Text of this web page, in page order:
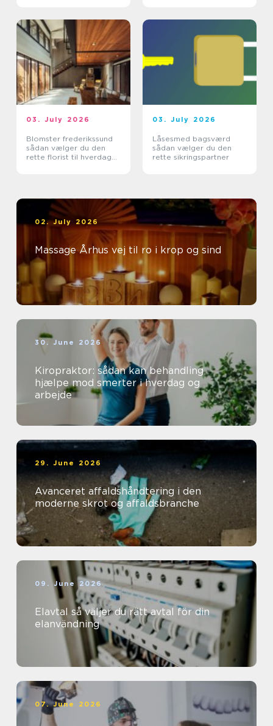
03. July 2026
Blomster frederikssund
sådan vælger du den
rette florist til hverdag
03. July 2026
Låsesmed bagsværd
sådan vælger du den
rette sikringspartner
02. July 2026
Massage Århus vej til ro i krop og sind
30. June 2026
Kiropraktor: sådan kan behandling
hjælpe mod smerter i hverdag og
arbejde
29. June 2026
Avanceret affaldshåndtering i den
moderne skrot og affaldsbranche
09. June 2026
Elavtal så väljer du rätt avtal för din
elanvändning
07. June 2026